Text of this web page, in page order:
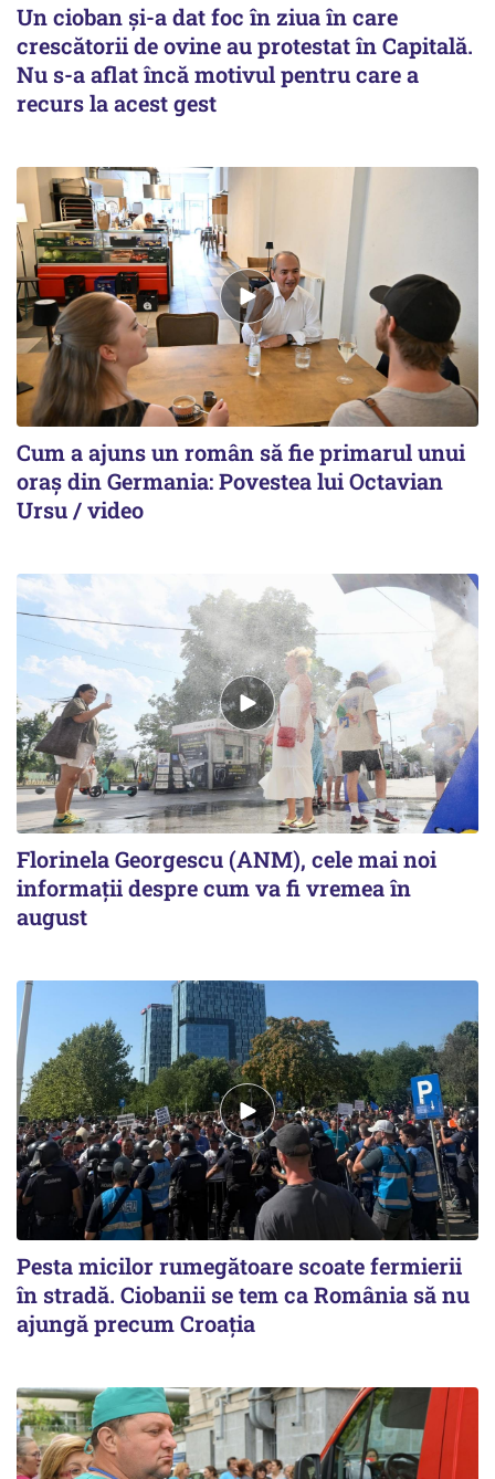
Un cioban și-a dat foc în ziua în care
crescătorii de ovine au protestat în Capitală.
Nu s-a aflat încă motivul pentru care a
recurs la acest gest
Cum a ajuns un român să fie primarul unui
oraș din Germania: Povestea lui Octavian
Ursu / video
Florinela Georgescu (ANM), cele mai noi
informații despre cum va fi vremea în
august
Pesta micilor rumegătoare scoate fermierii
în stradă. Ciobanii se tem ca România să nu
ajungă precum Croaţia